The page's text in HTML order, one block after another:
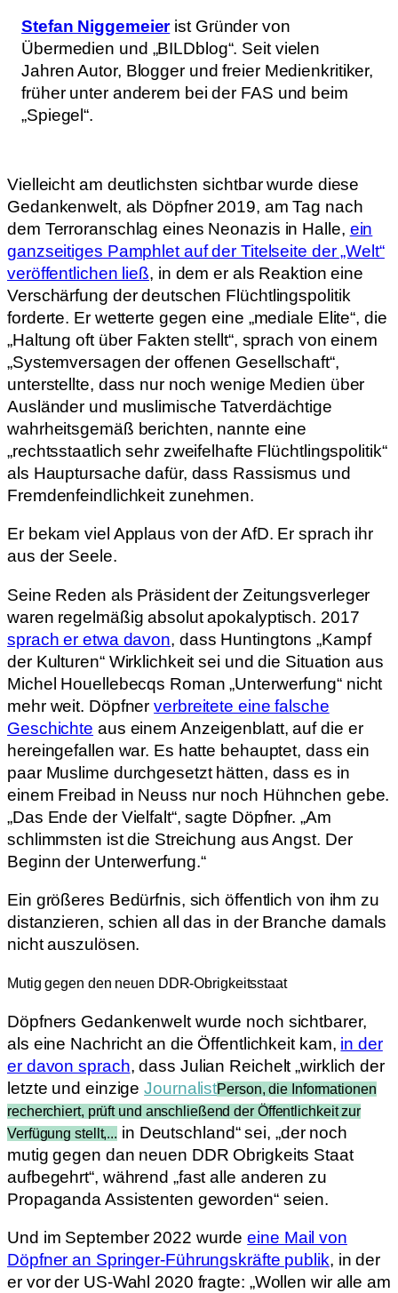
Stefan Niggemeierist Gründer von
Übermedien und „BILDblog“. Seit vielen
Jahren Autor, Blogger und freier Medienkritiker,
früher unter anderem bei der FAS und beim
„Spiegel“.
Vielleicht am deutlichsten sichtbar wurde diese
Gedankenwelt, als Döpfner 2019, am Tag nach
dem Terroranschlag eines Neonazis in Halle, ein
ganzseitiges Pamphlet auf der Titelseite der „Welt“
veröffentlichen ließ, in dem er als Reaktion eine
Verschärfung der deutschen Flüchtlingspolitik
forderte. Er wetterte gegen eine „mediale Elite“, die
„Haltung oft über Fakten stellt“, sprach von einem
„Systemversagen der offenen Gesellschaft“,
unterstellte, dass nur noch wenige Medien über
Ausländer und muslimische Tatverdächtige
wahrheitsgemäß berichten, nannte eine
„rechtsstaatlich sehr zweifelhafte Flüchtlingspolitik“
als Hauptursache dafür, dass Rassismus und
Fremdenfeindlichkeit zunehmen.
Er bekam viel Applaus von der AfD. Er sprach ihr
aus der Seele.
Seine Reden als Präsident der Zeitungsverleger
waren regelmäßig absolut apokalyptisch. 2017
sprach er etwa davon, dass Huntingtons „Kampf
der Kulturen“ Wirklichkeit sei und die Situation aus
Michel Houellebecqs Roman „Unterwerfung“ nicht
mehr weit. Döpfnerverbreitete eine falsche
Geschichte aus einem Anzeigenblatt, auf die er
hereingefallen war. Es hatte behauptet, dass ein
paar Muslime durchgesetzt hätten, dass es in
einem Freibad in Neuss nur noch Hühnchen gebe.
„Das Ende der Vielfalt“, sagte Döpfner. „Am
schlimmsten ist die Streichung aus Angst. Der
Beginn der Unterwerfung.“
Ein größeres Bedürfnis, sich öffentlich von ihm zu
distanzieren, schien all das in der Branche damals
nicht auszulösen.
Mutig gegen den neuen DDR-Obrigkeitsstaat
Döpfners Gedankenwelt wurde noch sichtbarer,
als eine Nachricht an die Öffentlichkeit kam, in der
er davon sprach, dass Julian Reichelt „wirklich der
letzte und einzigeJournalistPerson, die Informationen
recherchiert, prüft und anschließend der Öffentlichkeit zur
Verfügung stellt,... in Deutschland“ sei, „der noch
mutig gegen dan neuen DDR Obrigkeits Staat
aufbegehrt“, während „fast alle anderen zu
Propaganda Assistenten geworden“ seien.
Und im September 2022 wurdeeine Mail von
Döpfner an Springer-Führungskräfte publik, in der
er vor der US-Wahl 2020 fragte: „Wollen wir alle am